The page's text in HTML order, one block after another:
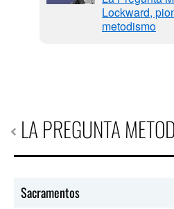
Lockward,
metodismo
LA PREGUNTA
Sacramentos